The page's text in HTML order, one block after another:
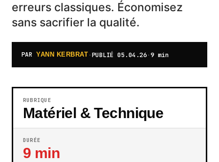
erreurs classiques. Économisez
sans sacrifier la qualité.
PAR YANN KERBRAT ·PUBLIÉ05.04.26·9 min
RUBRIQUE
Matériel & Technique
DURÉE
9 min